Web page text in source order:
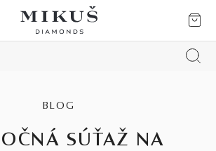
BLOG
SÚŤAŽ NA